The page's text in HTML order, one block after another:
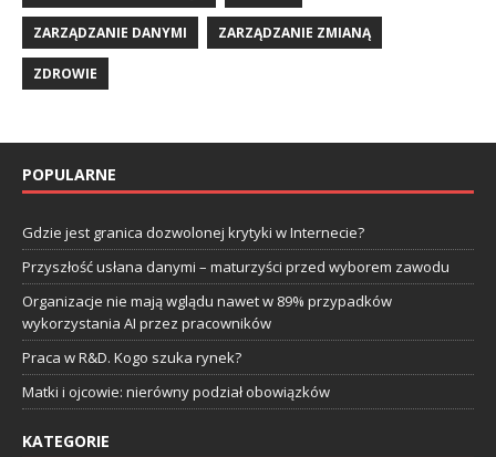
ZARZĄDZANIE DANYMI ZARZĄDZANIE ZMIANĄ
ZDROWIE
POPULARNE
Gdzie jest granica dozwolonej krytyki w Internecie?
Przyszłość usłana danymi – maturzyści przed wyborem zawodu
Organizacje nie mają wglądu nawet w 89% przypadków
wykorzystania AI przez pracowników
Praca w R&D. Kogo szuka rynek?
Matki i ojcowie: nierówny podział obowiązków
KATEGORIE